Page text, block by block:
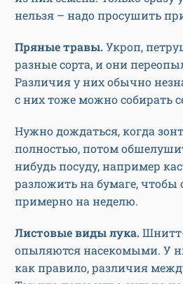
нельзя – надо просушить
Пряные травы.Укроп,
разные сорта, и они
Различия у них обычно
с них тоже можно собирать
Нужно дождаться, когда
полностью, потом
нибудь посуду, например
разложить на бумаге,
примерно на неделю.
Листовые виды лука.
опыляются насекомыми. У
как правило, различия